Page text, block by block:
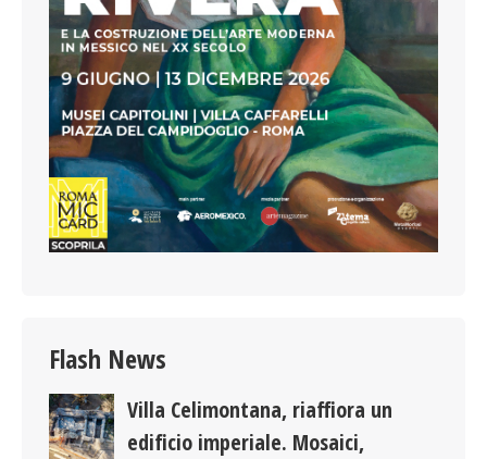
Flash News
Villa Celimontana, riaffiora un
edificio imperiale. Mosaici,